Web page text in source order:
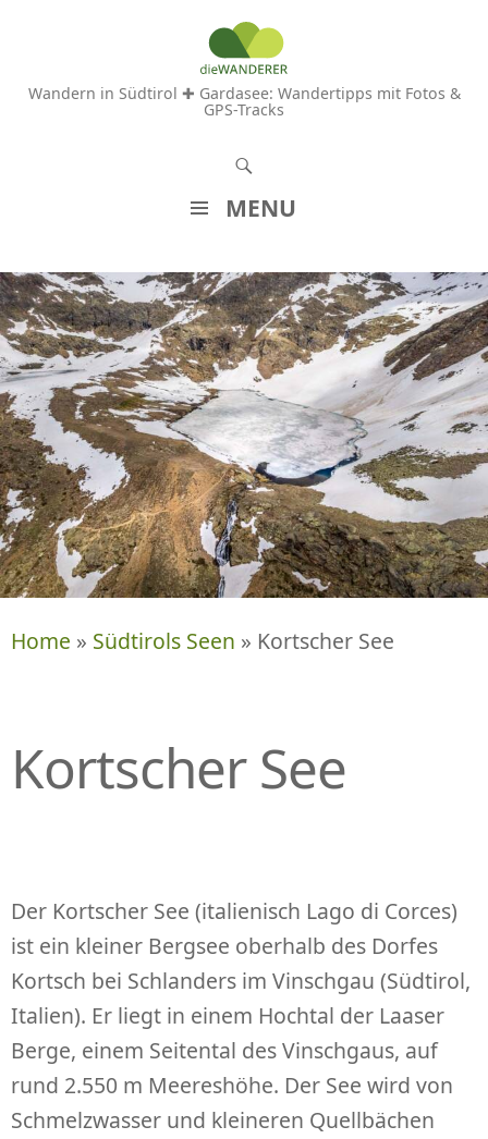
Wandern in Südtirol ✚ Gardasee: Wandertipps mit Fotos &
GPS-Tracks
e
n
MENU
U
M
I
N
H
A
L
T
S
P
R
I
N
N
Home » Südtirols Seen » Kortscher See
Kortscher See
Der Kortscher See (italienisch Lago di Corces)
ist ein kleiner Bergsee oberhalb des Dorfes
Kortsch bei Schlanders im Vinschgau (Südtirol,
Italien). Er liegt in einem Hochtal der Laaser
Berge, einem Seitental des Vinschgaus, auf
rund 2.550 m Meereshöhe. Der See wird von
Schmelzwasser und kleineren Quellbächen